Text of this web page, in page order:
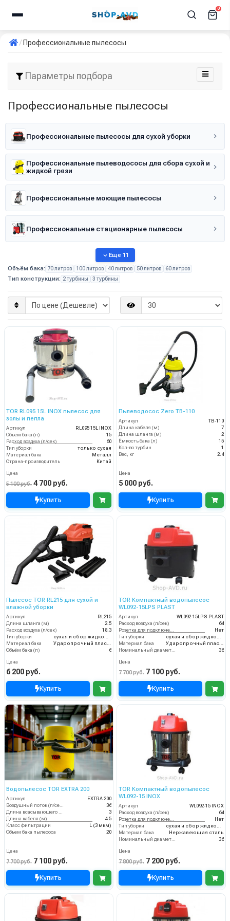
0
Профессиональные пылесосы
Параметры подбора
Профессиональные пылесосы
Профессиональные пылесосы для сухой уборки
Профессиональные пылеводососы для сбора сухой и
жидкой грязи
Профессиональные моющие пылесосы
Профессиональные стационарные пылесосы
Еще 11
Объём бака: 70 литров 100 литров 40 литров 50 литров 60 литров
Тип конструкции: 2 турбины 3 турбины
TOR RL095 15L INOX пылесос для
золы и пепла
Артикул
RL095 15L INOX
Объем бака (л)
15
Расход воздуха (л/сек)
60
Тип уборки
только сухая
Материал бака
Металл
Страна-производитель
Китай
Цена
5 100 руб. 4 700 руб.
Купить
Пылеводосос Zero TB-110
Артикул
TB-110
Длина кабеля (м)
7
Длина шланга (м)
2
Ёмкость бака (л)
15
Кол-во турбин
1
Вес, кг
2.4
Цена
5 000 руб.
Купить
Пылесос TOR RL215 для сухой и
влажной уборки
Артикул
RL215
Длина шланга (м)
2.5
Расход воздуха (л/сек)
18.3
Тип уборки
сухая и сбор жидкостей
Материал бака
Ударопрочный пластик
Объём бака (л)
6
Цена
6 200 руб.
Купить
TOR Компактный водопылесос
WL092-15LPS PLAST
Артикул
WL092-15LPS PLAST
Расход воздуха (л/сек)
64
Розетка для подключения инструмента
Нет
Тип уборки
сухая и сбор жидкостей
Материал бака
Ударопрочный пластик
Номинальный диаметр принадлежностей (мм)
36
Цена
7 700 руб. 7 100 руб.
Купить
Водопылесос TOR EXTRA 200
Артикул
EXTRA 200
Воздушный поток (л/сек)
36
Длина всасывающего шланга (м)
3
Длина кабеля (м)
4.5
Класс фильтрации
L (3 мкм)
Объем бака пылесоса
20
Цена
7 700 руб. 7 100 руб.
Купить
TOR Компактный водопылесос
WL092-15 INOX
Артикул
WL092-15 INOX
Расход воздуха (л/сек)
64
Розетка для подключения инструмента
Нет
Тип уборки
сухая и сбор жидкостей
Материал бака
Нержавеющая сталь
Номинальный диаметр принадлежностей (мм)
36
Цена
7 800 руб. 7 200 руб.
Купить